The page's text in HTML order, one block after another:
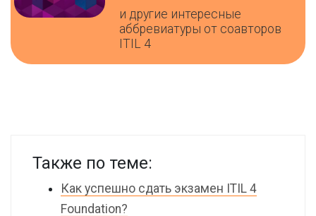
и другие интересные
аббревиатуры от соавторов
ITIL 4
Также по теме:
Как успешно сдать экзамен ITIL 4
Foundation?